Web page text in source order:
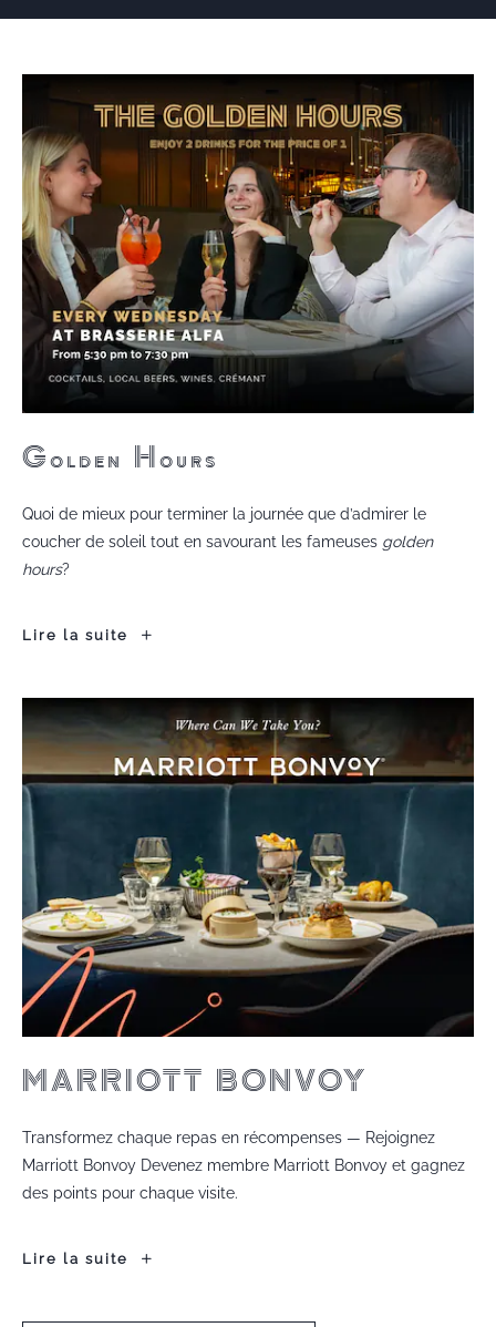
Golden Hours
Quoi de mieux pour terminer la journée que d’admirer le
coucher de soleil tout en savourant les fameuses golden
hours?
Lire la suite
Golden
Hours
MARRIOTT BONVOY
Transformez chaque repas en récompenses — Rejoignez
Marriott Bonvoy Devenez membre Marriott Bonvoy et gagnez
des points pour chaque visite.
Lire la suite
MARRIOTT
BONVOY